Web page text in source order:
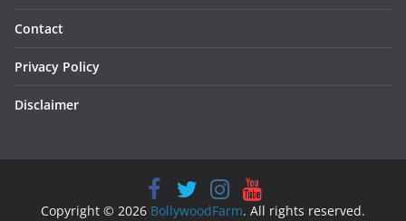
Contact
Privacy Policy
Disclaimer
Copyright © 2026 BollywoodFarm. All rights reserved.